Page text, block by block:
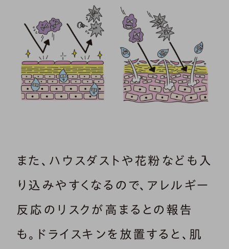
また、ハウスダストや花粉なども入
り込みやすくなるので、アレルギー
反応のリスクが高まるとの報告
も。ドライスキンを放置すると、肌